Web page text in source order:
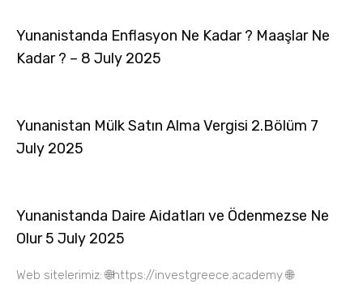
Yunanistanda Enflasyon Ne Kadar ? Maaşlar Ne
Kadar ? – 8 July 2025
Yunanistan Mülk Satın Alma Vergisi 2.Bölüm 7
July 2025
Yunanistanda Daire Aidatları ve Ödenmezse Ne
Olur 5 July 2025
Web sitelerimiz: 🌐https://investgreece.academy 🌐